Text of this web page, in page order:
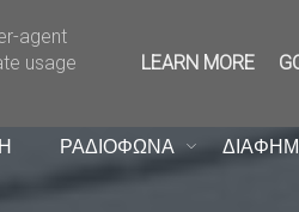
ΡΑΔΙΟΦΩΝΑ
agent
usage
LEARN MORE